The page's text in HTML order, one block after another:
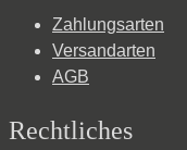
Zahlungsarten
Versandarten
AGB
Rechtliches